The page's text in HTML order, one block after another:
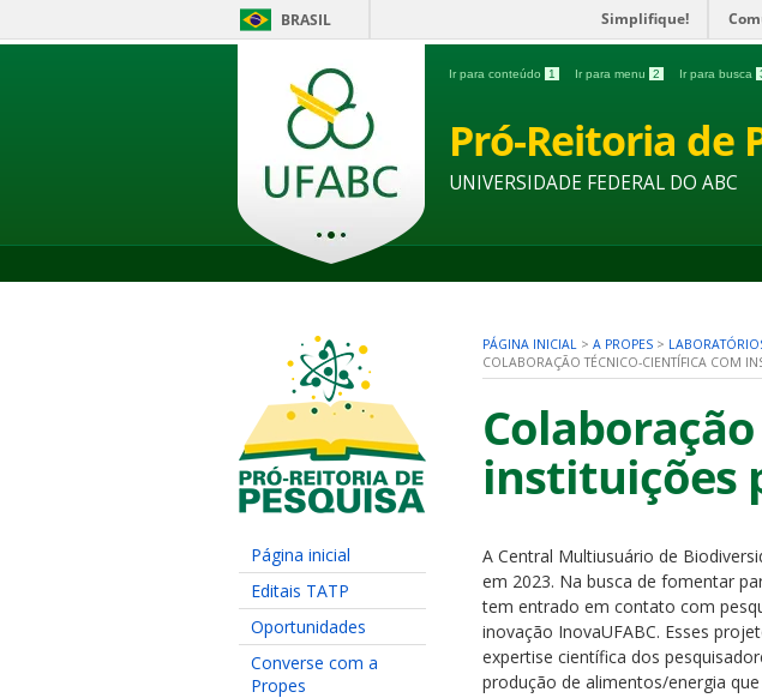
BRASIL Simplifique!
Ir para conteúdo 1 Ir para menu 2 Ir para busca
Pró-Reitoria de
UNIVERSIDADE FEDERAL DO ABC
Página inicial
Editais TATP
Oportunidades
Converse com a
Propes
PÁGINA INICIAL > A PROPES >
COLABORAÇÃO TÉCNICO-CIENTÍFICA COM
instituições
A Central Multiusuário de
em 2023. Na busca de fomentar
tem entrado em contato com
inovação InovaUFABC. Esses
expertise científica dos
produção de alimentos/energia